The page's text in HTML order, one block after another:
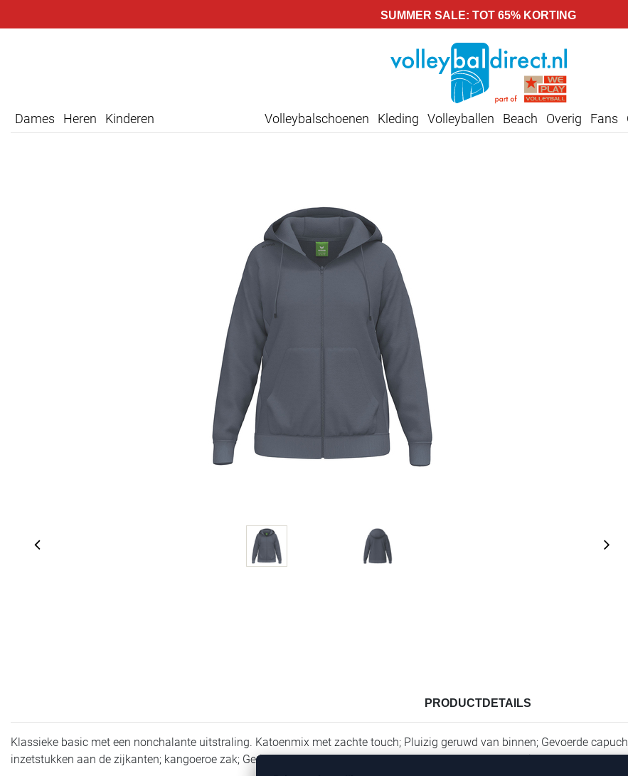
SUMMER SALE: TOT 65% KORTING
Dames Heren Kinderen Volleybalschoenen Kleding Volleyballen Beach Overig Fans
PRODUCTDETAILS
Klassieke basic met een nonchalante uitstraling. Katoenmix met zachte touch; Pluizig geruwd van binnen; Gevoerde
inzetstukken aan de zijkanten; kangoeroe zak; Geribbelde manchetten en zoom; Met beter katoen. Materiaal: 60% katoen,